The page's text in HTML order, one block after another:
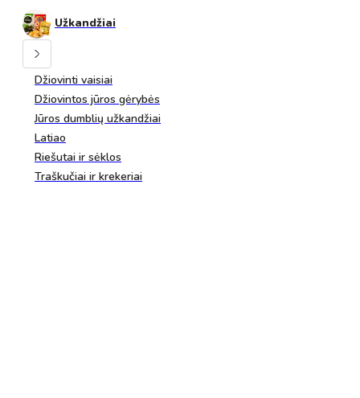
Užkandžiai
Džiovinti vaisiai
Džiovintos jūros gėrybės
Jūros dumblių užkandžiai
Latiao
Riešutai ir sėklos
Traškučiai ir krekeriai